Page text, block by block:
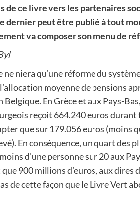
de ce livre vers les partenaires
dernier peut être publié à tout
va composer son menu de
ne niera qu’une réforme du
moyenne de pensions
Belgique. En Grèce et aux Pays-
reçoit 664.240 euros durant
que sur 179.056 euros (moins
En conséquence, un quart des
d’une personne sur 20 aux
900 millions d’euros, aux dires
de cette façon que le Livre Vert